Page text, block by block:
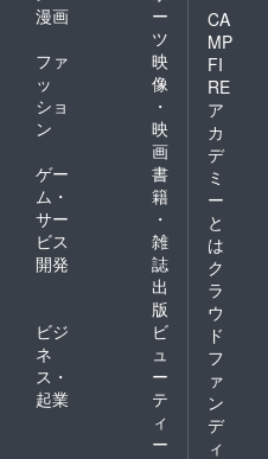
漫画
ー
ツ
ファ
ッ
ショ
ン
映
像
・
映
画
ゲー
ム・
サー
ビス
開発
書
籍
・
雑
誌
出
版
ビジ
ネ
ス・
起業
ビ
ュ
ー
テ
ィ
ー
CA
MP
FI
RE
ア
カ
デ
ミ
ー
と
は
ク
ラ
ウ
ド
フ
ァ
ン
デ
ィ